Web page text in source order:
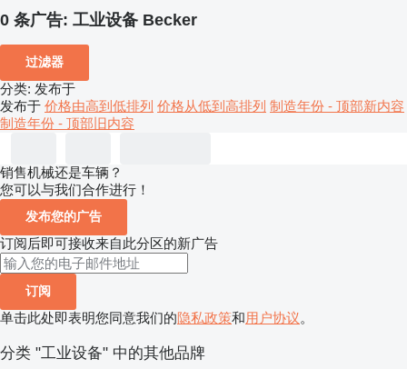
0 条广告: 工业设备 Becker
过滤器
分类: 发布于
发布于 价格由高到低排列 价格从低到高排列 制造年份 - 顶部新内容
制造年份 - 顶部旧内容
销售机械还是车辆？
您可以与我们合作进行！
发布您的广告
订阅后即可接收来自此分区的新广告
订阅
单击此处即表明您同意我们的隐私政策和用户协议。
分类 "工业设备" 中的其他品牌